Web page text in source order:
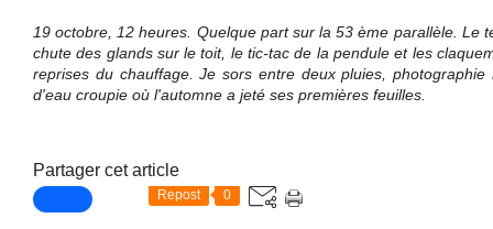
19 octobre, 12 heures. Quelque part sur la 53 ème parallèle. Le
chute des glands sur le toit, le tic-tac de la pendule et les
reprises du chauffage. Je sors entre deux pluies,
d'eau croupie où l'automne a jeté ses premières feuilles.
Partager cet article
Repost 0